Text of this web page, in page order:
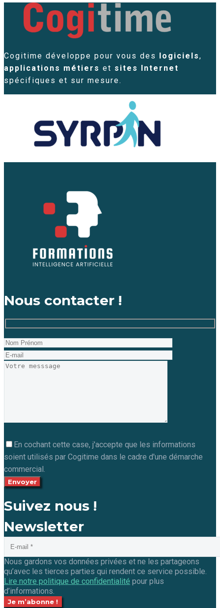
Cogitime développe pour vous des logiciels,
applications métiers et sites Internet
spécifiques et sur mesure.
Nous contacter !
En cochant cette case, j'accepte que les informations
soient utilisés par Cogitime dans le cadre d'une démarche
commercial.
Suivez nous !
Newsletter
Nous gardons vos données privées et ne les partageons
qu’avec les tierces parties qui rendent ce service possible.
Lire notre politique de confidentialité pour plus
d’informations.